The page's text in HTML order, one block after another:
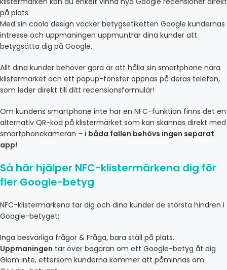
på plats.
Med sin coola design väcker betygsetiketten Google kundernas
intresse och uppmaningen uppmuntrar dina kunder att
betygsätta dig på Google.
Allt dina kunder behöver göra är att hålla sin smartphone nära
klistermärket och ett popup-fönster öppnas på deras telefon,
som leder direkt till ditt recensionsformulär!
Om kundens smartphone inte har en NFC-funktion finns det en
alternativ QR-kod på klistermärket som kan skannas direkt med
smartphonekameran – i båda fallen behövs ingen separat
app!
Så här hjälper NFC-klistermärkena dig för
fler Google-betyg
NFC-klistermärkena tar dig och dina kunder de största hindren i
Google-betyget:
Inga besvärliga frågor & Fråga, bara ställ på plats.
Uppmaningen tar över begäran om ett Google-betyg åt dig
Glöm inte, eftersom kunderna kommer att påminnas om